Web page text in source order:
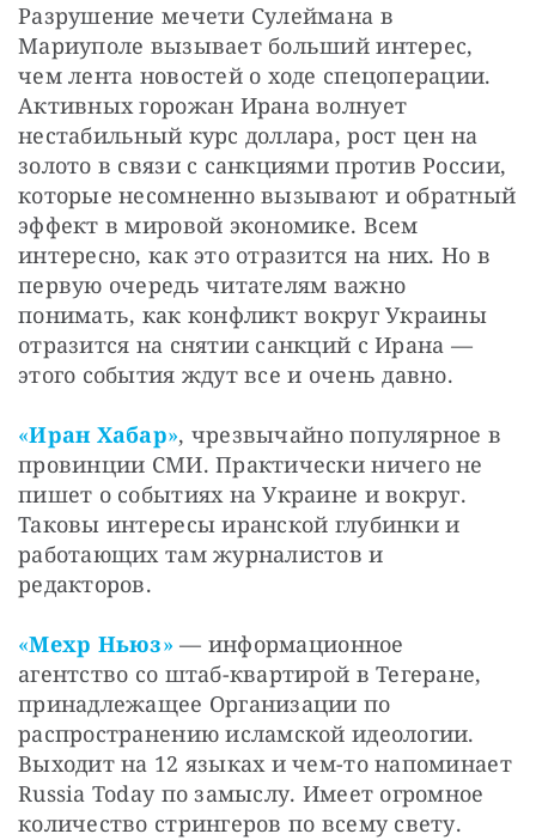
Разрушение мечети Сулеймана в
Мариуполе вызывает больший интерес,
чем лента новостей о ходе спецоперации.
Активных горожан Ирана волнует
нестабильный курс доллара, рост цен на
золото в связи с санкциями против России,
которые несомненно вызывают и обратный
эффект в мировой экономике. Всем
интересно, как это отразится на них. Но в
первую очередь читателям важно
понимать, как конфликт вокруг Украины
отразится на снятии санкций с Ирана —
этого события ждут все и очень давно.
«Иран Хабар», чрезвычайно популярное в
провинции СМИ. Практически ничего не
пишет о событиях на Украине и вокруг.
Таковы интересы иранской глубинки и
работающих там журналистов и
редакторов.
«Мехр Ньюз» — информационное
агентство со штаб-квартирой в Тегеране,
принадлежащее Организации по
распространению исламской идеологии.
Выходит на 12 языках и чем-то напоминает
Russia Today по замыслу. Имеет огромное
количество стрингеров по всему свету.